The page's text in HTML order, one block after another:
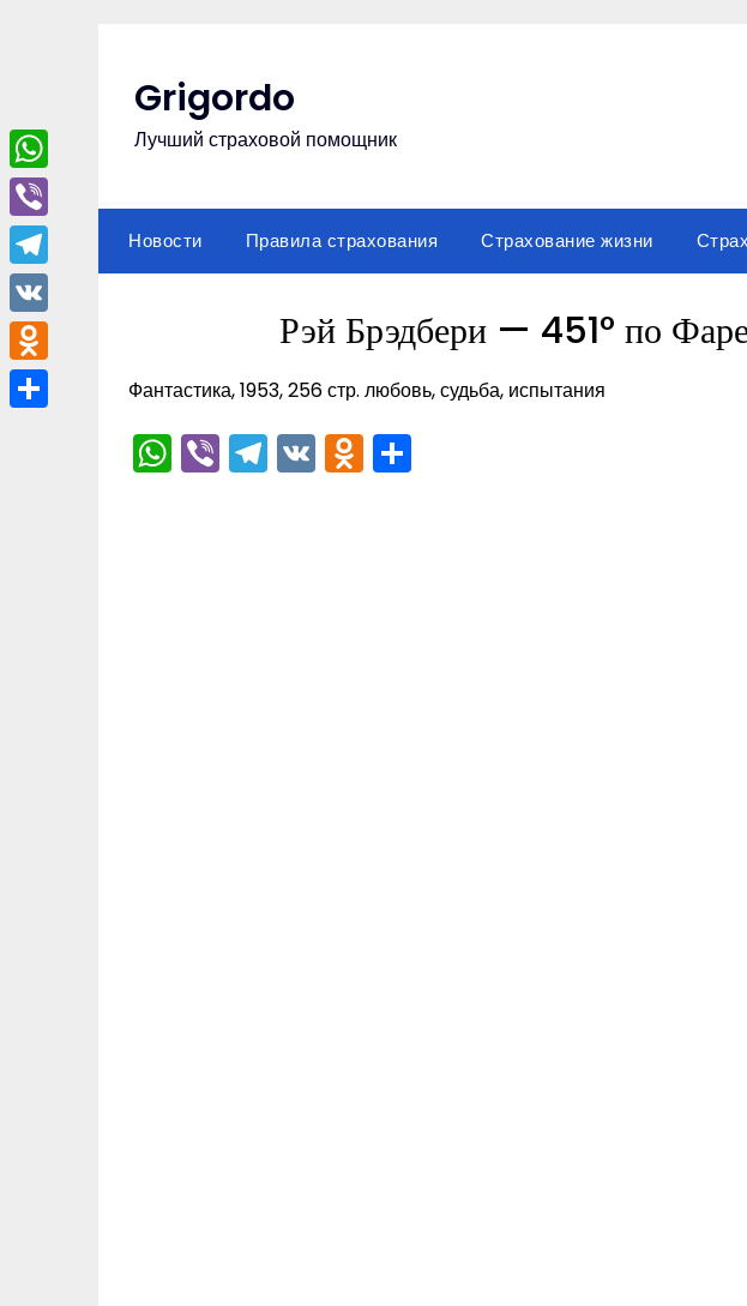
Grigordo
Лучший страховой помощник
Новости Правила страхования Страхование жизни
Рэй Брэдбери — 451° по
Фантастика, 1953, 256 стр. любовь, судьба, испытания
WhatsApp
ViberTelegram
VKOdnoklassniki
WhatsApp
Viber
Telegram
VK
Odnoklassniki